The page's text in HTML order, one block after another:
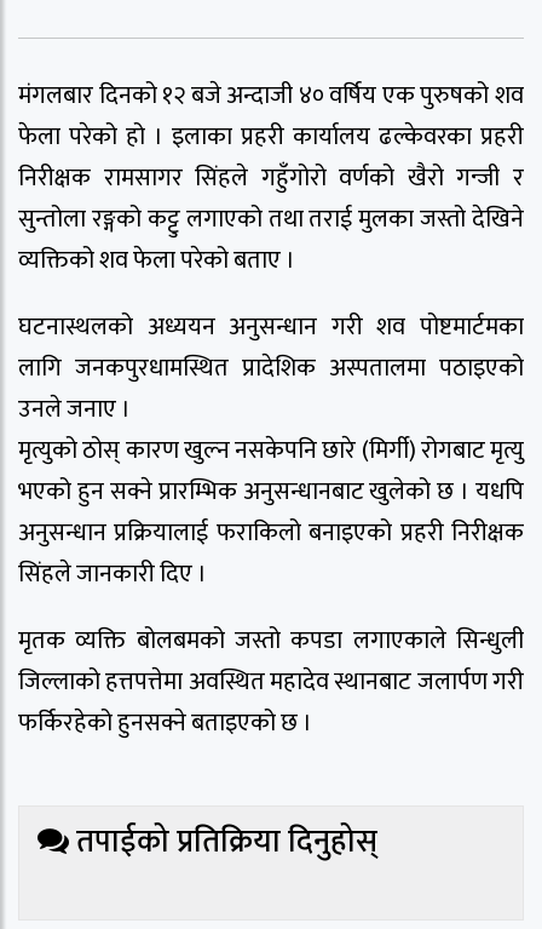
मंगलबार दिनको १२ बजे अन्दाजी ४० वर्षिय एक पुरुषको शव
फेला परेको हो । इलाका प्रहरी कार्यालय ढल्केवरका प्रहरी
निरीक्षक रामसागर सिंहले गहुँगोरो वर्णको खैरो गन्जी र
सुन्तोला रङ्गको कट्टु लगाएको तथा तराई मुलका जस्तो देखिने
व्यक्तिको शव फेला परेको बताए ।
घटनास्थलको अध्ययन अनुसन्धान गरी शव पोष्टमार्टमका
लागि जनकपुरधामस्थित प्रादेशिक अस्पतालमा पठाइएको
उनले जनाए ।
मृत्युको ठोस् कारण खुल्न नसकेपनि छारे (मिर्गी) रोगबाट मृत्यु
भएको हुन सक्ने प्रारम्भिक अनुसन्धानबाट खुलेको छ । यधपि
अनुसन्धान प्रक्रियालाई फराकिलो बनाइएको प्रहरी निरीक्षक
सिंहले जानकारी दिए ।
मृतक व्यक्ति बोलबमको जस्तो कपडा लगाएकाले सिन्धुली
जिल्लाको हत्तपत्तेमा अवस्थित महादेव स्थानबाट जलार्पण गरी
फर्किरहेको हुनसक्ने बताइएको छ ।
तपाईको प्रतिक्रिया दिनुहोस्